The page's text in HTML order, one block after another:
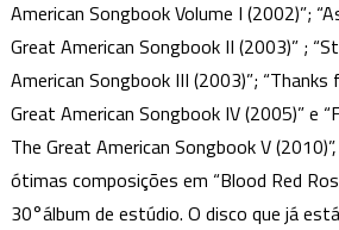
American Songbook Volume I (2002)”;
Great American Songbook II (2003)” ;
American Songbook III (2003)”;
Great American Songbook IV (2005)” e
The Great American Songbook V
ótimas composições em “Blood Red
30°álbum de estúdio. O disco que já